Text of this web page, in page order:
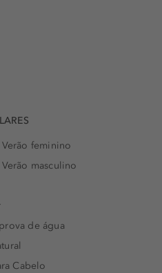
feminino
masculino
de água
Cabelo